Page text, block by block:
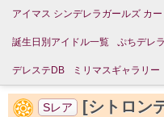
アイマス シンデレラガールズ カ
誕生日別アイドル一覧 ぷちデレラ
デレステDB ミリマスギャラリー
Sレア [シトロン